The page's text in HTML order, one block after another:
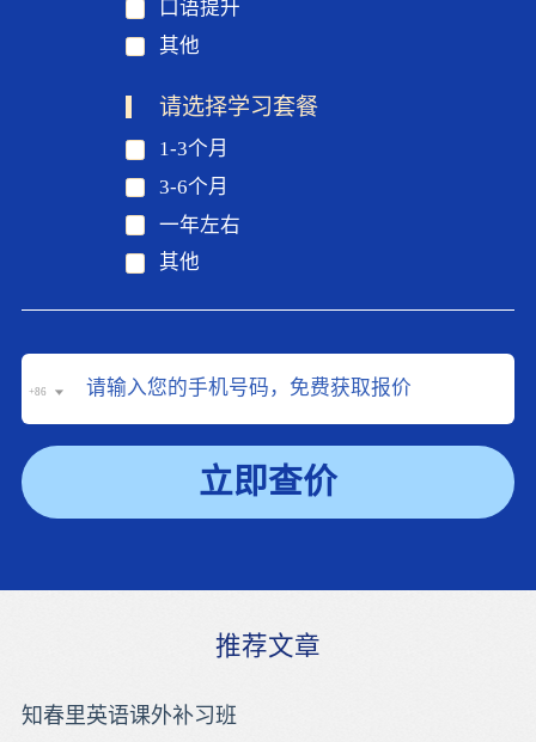
口语提升
其他
请选择学习套餐
1-3个月
3-6个月
一年左右
其他
+86
立即查价
推荐文章
知春里英语课外补习班